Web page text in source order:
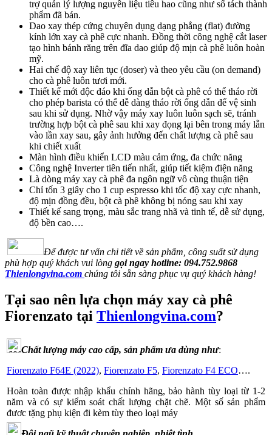
trợ quản lý lượng nguyên liệu tiêu hao cũng như số tách thành
phẩm đã bán.
Dao xay thép cứng chuyên dụng dạng phẳng (flat) đường
kính lớn xay cà phê cực nhanh. Đồng thời công nghệ cắt laser
tạo hình bánh răng trên đĩa dao giúp độ mịn cà phê luôn hoàn
mỹ.
Hai chế độ xay liên tục (doser) và theo yêu cầu (on demand)
cho cà phê luôn tươi mới.
Thiết kế mới độc đáo khi ống dẫn bột cà phê có thể tháo rời
cho phép barista có thể dễ dàng tháo rời ống dẫn để vệ sinh
sau khi sử dụng. Nhờ vậy máy xay luôn luôn sạch sẽ, tránh
trường hợp bột cà phê sau khi xay đọng lại bên trong máy lẫn
vào lần xay sau, gây ảnh hưởng đến chất lượng cà phê sau
khi chiết xuất
Màn hình điều khiển LCD màu cảm ứng, đa chức năng
Công nghệ Inverter tiên tiến nhất, giúp tiết kiệm điện năng
Là dòng máy xay cà phê đa ngôn ngữ vô cùng thuận tiện
Chỉ tốn 3 giây cho 1 cup espresso khi tốc độ xay cực nhanh,
độ mịn đồng đều, bột cà phê không bị nóng sau khi xay
Thiết kế sang trọng, màu sắc trang nhã và tinh tế, dễ sử dụng,
độ bền cao….
Để được tư vấn chi tiết về sản phẩm, công suất sử dụng
phù hợp quý khách vui lòng gọi ngay hotline: 094.752.9868
Thienlongvina.com chúng tôi sẵn sàng phục vụ quý khách hàng!
Tại sao nên lựa chọn máy xay cà phê
Fiorenzato tại Thienlongvina.com?
Chất lượng máy cao cấp, sản phẩm ưa dùng như:
Fiorenzato F64E (2022), Fiorenzato F5, Fiorenzato F4 ECO….
Hoàn toàn được nhập khẩu chính hãng, bảo hành tùy loại từ 1-2
năm và có sự kiểm soát chất lượng chặt chẽ. Một số sản phẩm
đươc tặng phụ kiện đi kèm tùy theo loại máy